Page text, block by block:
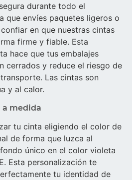
durante todo el
que envíes paquetes ligeros o
en que nuestras cintas
firme y fiable. Esta
hace que tus embalajes
cerrados y reduce el riesgo de
Las cintas son
y al calor.
a medida
tu cinta eligiendo el color de
de forma que luzca al
único en el color violeta
Esta personalización te
tu identidad de